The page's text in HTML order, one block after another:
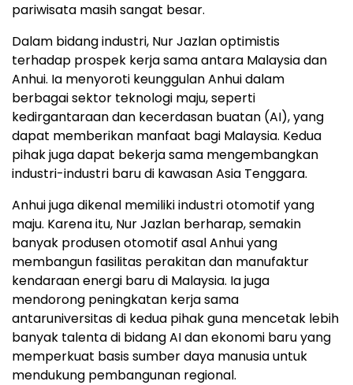
pariwisata masih sangat besar.
Dalam bidang industri, Nur Jazlan optimistis
terhadap prospek kerja sama antara Malaysia dan
Anhui. Ia menyoroti keunggulan Anhui dalam
berbagai sektor teknologi maju, seperti
kedirgantaraan dan kecerdasan buatan (AI), yang
dapat memberikan manfaat bagi Malaysia. Kedua
pihak juga dapat bekerja sama mengembangkan
industri-industri baru di kawasan Asia Tenggara.
Anhui juga dikenal memiliki industri otomotif yang
maju. Karena itu, Nur Jazlan berharap, semakin
banyak produsen otomotif asal Anhui yang
membangun fasilitas perakitan dan manufaktur
kendaraan energi baru di Malaysia. Ia juga
mendorong peningkatan kerja sama
antaruniversitas di kedua pihak guna mencetak lebih
banyak talenta di bidang AI dan ekonomi baru yang
memperkuat basis sumber daya manusia untuk
mendukung pembangunan regional.